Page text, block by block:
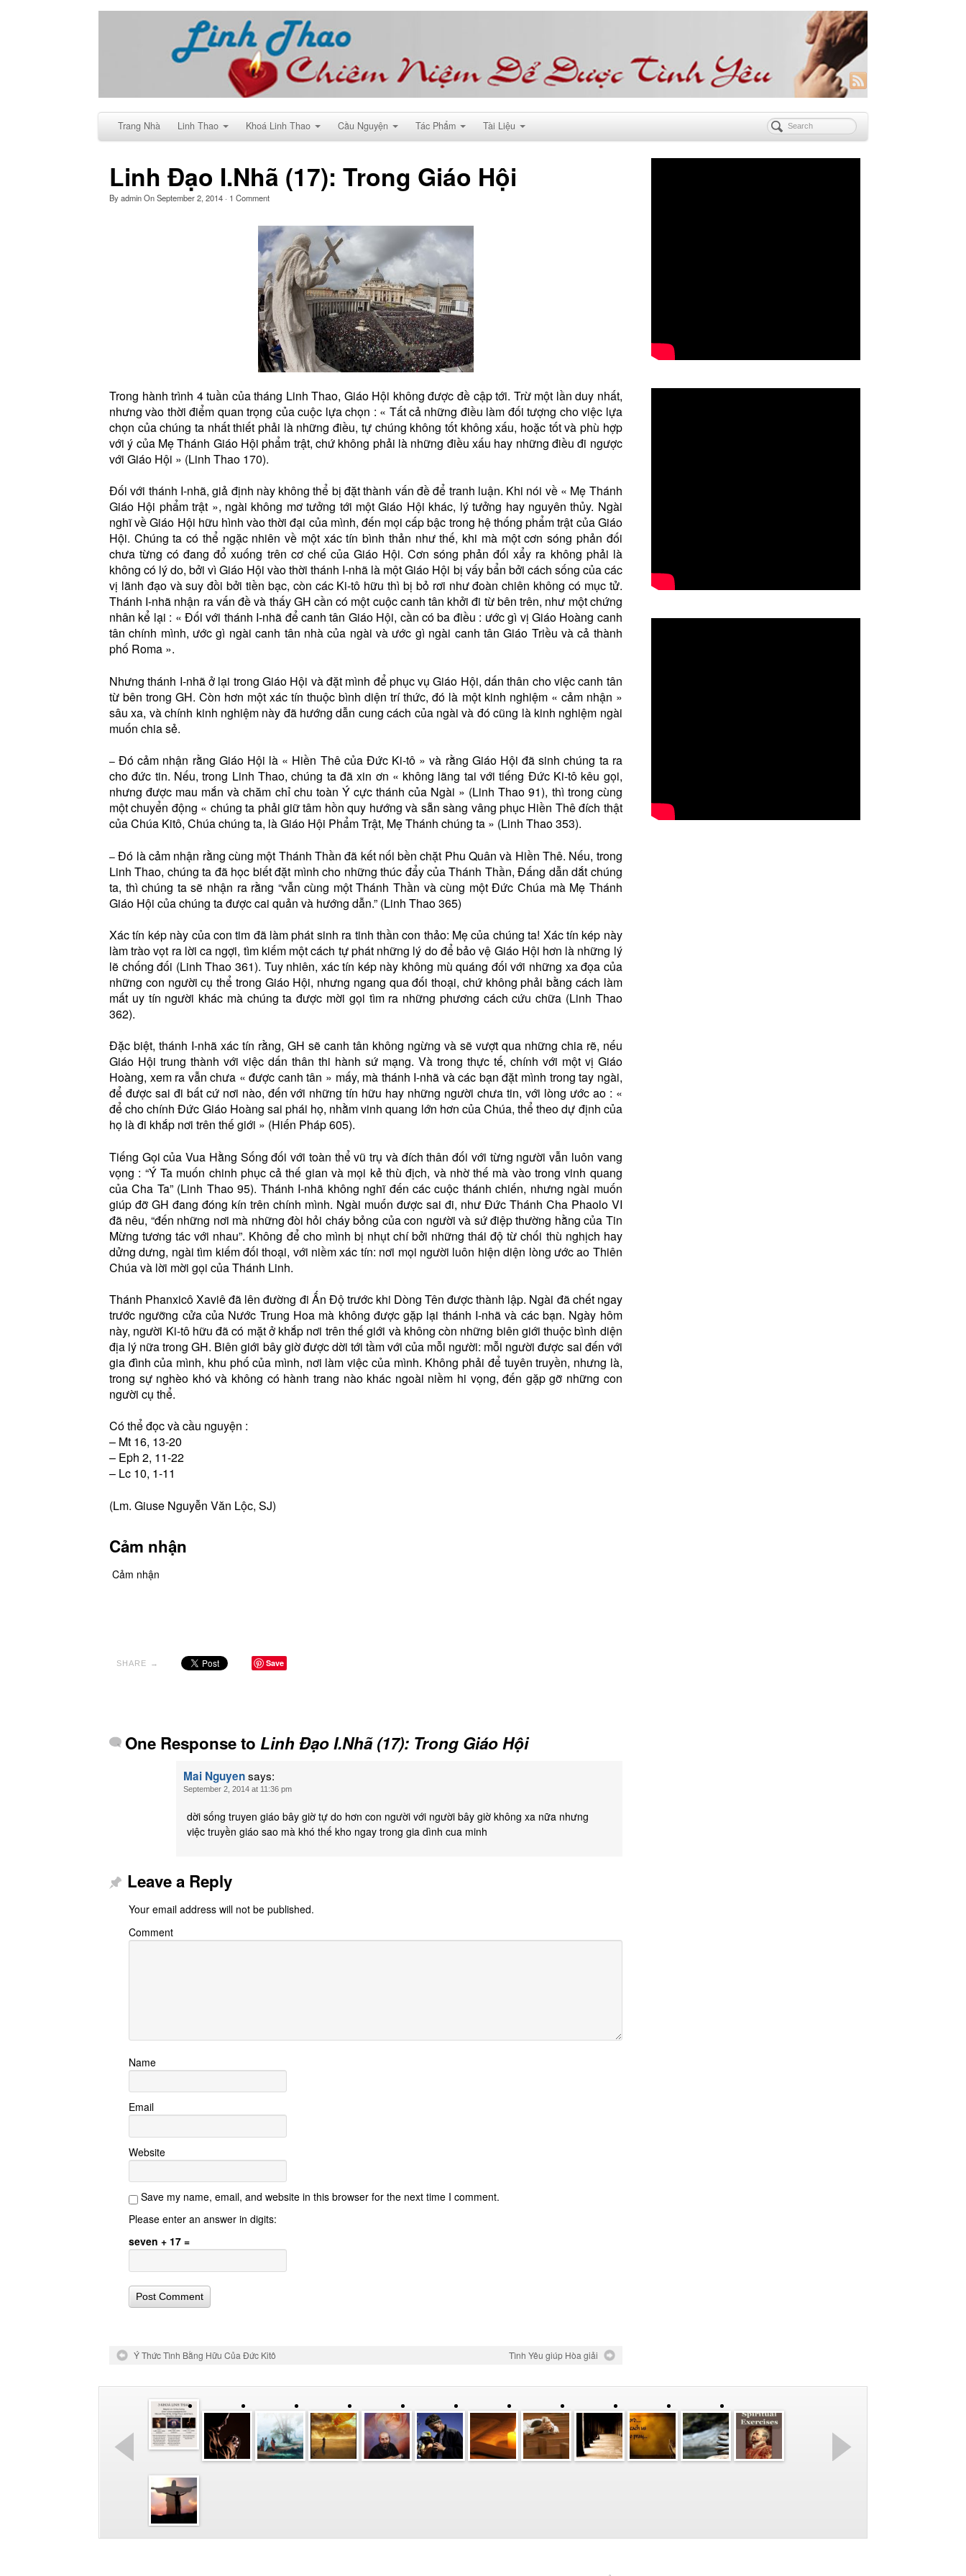
Trang Nhà Linh Thao Khoá Linh Thao Cầu Nguyện Tác Phẩm Tài Liệu
Linh Đạo I.Nhã (17): Trong Giáo Hội
ByadminOnSeptember 2, 2014 · 1 Comment
Trong hành trình 4 tuần của tháng Linh Thao, Giáo Hội không được đề cập tới. Trừ một lần duy nhất,
nhưng vào thời điểm quan trọng của cuộc lựa chọn : « Tất cả những điều làm đối tượng cho việc lựa
chọn của chúng ta nhất thiết phải là những điều, tự chúng không tốt không xấu, hoặc tốt và phù hợp
với ý của Mẹ Thánh Giáo Hội phẩm trật, chứ không phải là những điều xấu hay những điều đi ngược
với Giáo Hội » (Linh Thao 170).
Đối với thánh I-nhã, giả định này không thể bị đặt thành vấn đề để tranh luận. Khi nói về « Mẹ Thánh
Giáo Hội phẩm trật », ngài không mơ tưởng tới một Giáo Hội khác, lý tưởng hay nguyên thủy. Ngài
nghĩ về Giáo Hội hữu hình vào thời đại của mình, đến mọi cấp bậc trong hệ thống phẩm trật của Giáo
Hội. Chúng ta có thể ngặc nhiên về một xác tín bình thản như thế, khi mà một cơn sóng phản đối
chưa từng có đang đổ xuống trên cơ chế của Giáo Hội. Cơn sóng phản đối xẩy ra không phải là
không có lý do, bởi vì Giáo Hội vào thời thánh I-nhã là một Giáo Hội bị vấy bẩn bởi cách sống của các
vị lãnh đạo và suy đồi bởi tiền bạc, còn các Ki-tô hữu thì bị bỏ rơi như đoàn chiên không có mục tử.
Thánh I-nhã nhận ra vấn đề và thấy GH cần có một cuộc canh tân khởi đi từ bên trên, như một chứng
nhân kể lại : « Đối với thánh I-nhã để canh tân Giáo Hội, cần có ba điều : ước gì vị Giáo Hoàng canh
tân chính mình, ước gì ngài canh tân nhà của ngài và ước gì ngài canh tân Giáo Triều và cả thành
phố Roma ».
Nhưng thánh I-nhã ở lại trong Giáo Hội và đặt mình để phục vụ Giáo Hội, dấn thân cho việc canh tân
từ bên trong GH. Còn hơn một xác tín thuộc bình diện trí thức, đó là một kinh nghiệm « cảm nhận »
sâu xa, và chính kinh nghiệm này đã hướng dẫn cung cách của ngài và đó cũng là kinh nghiệm ngài
muốn chia sẻ.
– Đó cảm nhận rằng Giáo Hội là « Hiền Thê của Đức Ki-tô » và rằng Giáo Hội đã sinh chúng ta ra
cho đức tin. Nếu, trong Linh Thao, chúng ta đã xin ơn « không lãng tai với tiếng Đức Ki-tô kêu gọi,
nhưng được mau mắn và chăm chỉ chu toàn Ý cực thánh của Ngài » (Linh Thao 91), thì trong cùng
một chuyển động « chúng ta phải giữ tâm hồn quy hướng và sẵn sàng vâng phục Hiền Thê đích thật
của Chúa Kitô, Chúa chúng ta, là Giáo Hội Phẩm Trật, Mẹ Thánh chúng ta » (Linh Thao 353).
– Đó là cảm nhận rằng cùng một Thánh Thần đã kết nối bền chặt Phu Quân và Hiền Thê. Nếu, trong
Linh Thao, chúng ta đã học biết đặt mình cho những thúc đẩy của Thánh Thần, Đấng dẫn dắt chúng
ta, thì chúng ta sẽ nhận ra rằng “vẫn cùng một Thánh Thần và cùng một Đức Chúa mà Mẹ Thánh
Giáo Hội của chúng ta được cai quản và hướng dẫn.” (Linh Thao 365)
Xác tín kép này của con tim đã làm phát sinh ra tinh thần con thảo: Mẹ của chúng ta! Xác tín kép này
làm trào vọt ra lời ca ngợi, tìm kiếm một cách tự phát những lý do để bảo vệ Giáo Hội hơn là những lý
lẽ chống đối (Linh Thao 361). Tuy nhiên, xác tín kép này không mù quáng đối với những xa đọa của
những con người cụ thể trong Giáo Hội, nhưng ngang qua đối thoại, chứ không phải bằng cách làm
mất uy tín người khác mà chúng ta được mời gọi tìm ra những phương cách cứu chữa (Linh Thao
362).
Đặc biệt, thánh I-nhã xác tín rằng, GH sẽ canh tân không ngừng và sẽ vượt qua những chia rẽ, nếu
Giáo Hội trung thành với việc dấn thân thi hành sứ mạng. Và trong thực tế, chính với một vị Giáo
Hoàng, xem ra vẫn chưa « được canh tân » mấy, mà thánh I-nhã và các bạn đặt mình trong tay ngài,
để được sai đi bất cứ nơi nào, đến với những tín hữu hay những người chưa tin, với lòng ước ao : «
để cho chính Đức Giáo Hoàng sai phái họ, nhằm vinh quang lớn hơn của Chúa, thể theo dự định của
họ là đi khắp nơi trên thế giới » (Hiến Pháp 605).
Tiếng Gọi của Vua Hằng Sống đối với toàn thể vũ trụ và đích thân đối với từng người vẫn luôn vang
vọng : “Ý Ta muốn chinh phục cả thế gian và mọi kẻ thù địch, và nhờ thế mà vào trong vinh quang
của Cha Ta” (Linh Thao 95). Thánh I-nhã không nghĩ đến các cuộc thánh chiến, nhưng ngài muốn
giúp đỡ GH đang đóng kín trên chính mình. Ngài muốn được sai đi, như Đức Thánh Cha Phaolo VI
đã nêu, “đến những nơi mà những đòi hỏi cháy bỏng của con người và sứ điệp thường hằng của Tin
Mừng tương tác với nhau”. Không để cho mình bị nhụt chí bởi những thái độ từ chối thù nghịch hay
dửng dưng, ngài tìm kiếm đối thoại, với niềm xác tín: nơi mọi người luôn hiện diện lòng ước ao Thiên
Chúa và lời mời gọi của Thánh Linh.
Thánh Phanxicô Xaviê đã lên đường đi Ấn Độ trước khi Dòng Tên được thành lập. Ngài đã chết ngay
trước ngưỡng cửa của Nước Trung Hoa mà không được gặp lại thánh I-nhã và các bạn. Ngày hôm
này, người Ki-tô hữu đã có mặt ở khắp nơi trên thế giới và không còn những biên giới thuộc bình diện
địa lý nữa trong GH. Biên giới bây giờ được dời tới tầm với của mỗi người: mỗi người được sai đến với
gia đình của mình, khu phố của mình, nơi làm việc của mình. Không phải để tuyên truyền, nhưng là,
trong sự nghèo khó và không có hành trang nào khác ngoài niềm hi vọng, đến gặp gỡ những con
người cụ thể.
Có thể đọc và cầu nguyện :
– Mt 16, 13-20
– Eph 2, 11-22
– Lc 10, 1-11
(Lm. Giuse Nguyễn Văn Lộc, SJ)
Cảm nhận
Cảm nhận
SHARE → Save
One Response to Linh Đạo I.Nhã (17): Trong Giáo Hội
Mai Nguyensays:
September 2, 2014 at 11:36 pm
dời sống truyen giáo bây giờ tự do hơn con người với người bây giờ không xa nữa nhưng
việc truyền giáo sao mà khó thế kho ngay trong gia dình cua minh
Leave a Reply
Your email address will not be published.
Comment
Name
Email
Website
Save my name, email, and website in this browser for the next time I comment.
Please enter an answer in digits:
seven + 17 =
Ý Thức Tình Bằng Hữu Của Đức Kitô Tình Yêu giúp Hòa giải